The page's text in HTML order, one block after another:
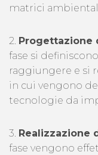
matrici
2. Progettazione
fase si
raggiungere e si
in cui vengono
tecnologie da
3. Realizzazione
fase vengono